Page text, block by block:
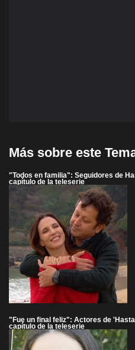
Más sobre este
"Todos en familia": Seguidores de
capítulo de la teleserie
"Fue un final feliz": Actores de
capítulo de la teleserie